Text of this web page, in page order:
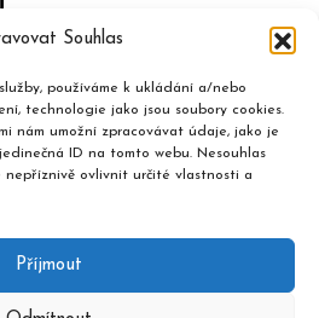
Souhlas
používáme k ukládání a/nebo
technologie jako jsou soubory cookies.
nám umožní zpracovávat údaje, jako je
ID na tomto webu. Nesouhlas
nepříznivě ovlivnit určité vlastnosti a
Příjmout